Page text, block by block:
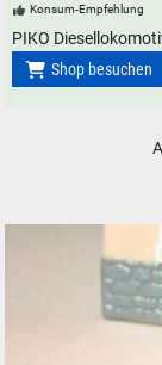
Konsum-Empfehlung
PIKO
Shop besuchen